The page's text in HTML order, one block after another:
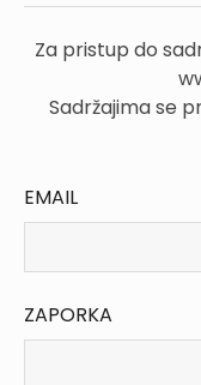
Za pristup do
Sadržajima se
EMAIL
ZAPORKA